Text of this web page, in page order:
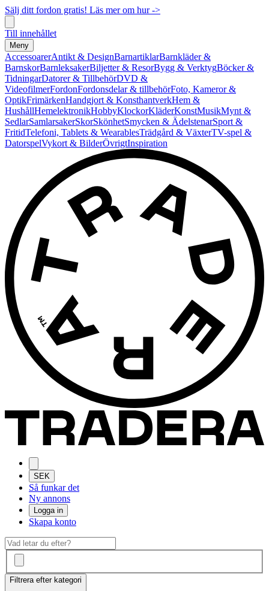
Sälj ditt fordon gratis! Läs mer om hur ->
Till innehållet
Meny
AccessoarerAntikt & DesignBarnartiklarBarnkläder &
BarnskorBarnleksakerBiljetter & ResorBygg & VerktygBöcker &
TidningarDatorer & TillbehörDVD &
VideofilmerFordonFordonsdelar & tillbehörFoto, Kameror &
OptikFrimärkenHandgjort & KonsthantverkHem &
HushållHemelektronikHobbyKlockorKläderKonstMusikMynt &
SedlarSamlarsakerSkorSkönhetSmycken & ÄdelstenarSport &
FritidTelefoni, Tablets & WearablesTrädgård & VäxterTV-spel &
DatorspelVykort & BilderÖvrigtInspiration
SEK
Så funkar det
Ny annons
Logga in
Skapa konto
Filtrera efter kategori